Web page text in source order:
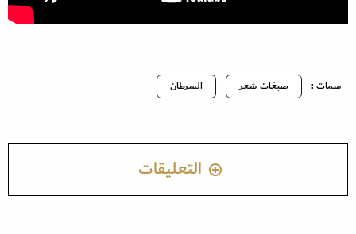
سمات : صبغات شعر السرطان
التعليقات